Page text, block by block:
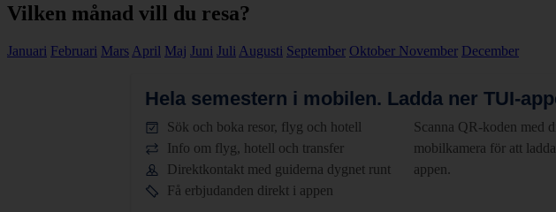
Vilken månad vill du resa?
Januari Februari Mars April Maj Juni Juli Augusti September Oktober November December
Hela semestern i mobilen. Ladda ner TUI-
Sök och boka resor, flyg och hotell
Info om flyg, hotell och transfer
Direktkontakt med guiderna dygnet runt
Få erbjudanden direkt i appen
Scanna QR-koden med
mobilkamera för att
appen.